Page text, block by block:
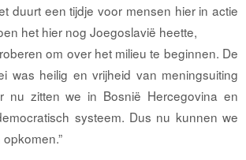
duurt een tijdje voor mensen hier in actie
het hier nog Joegoslavië heette,
om over het milieu te beginnen. De
was heilig en vrijheid van meningsuiting
nu zitten we in Bosnië Hercegovina en
systeem. Dus nu kunnen we